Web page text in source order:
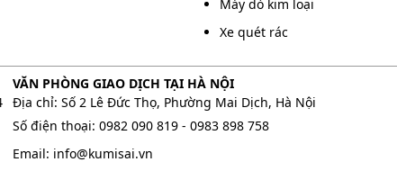
trí lắp đặt thì người chịu trách nhiệm thi công có thể
Máy dò kim loại
Xe quét rác
VĂN PHÒNG GIAO DỊCH TẠI HÀ NỘI
Địa chỉ: Số 2 Lê Đức Thọ, Phường Mai Dịch, Hà Nội
Số điện thoại: 0982 090 819- 0983 898 758
Email: info@kumisai.vn